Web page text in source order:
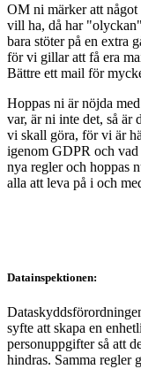
OM ni märker att
vill ha, då har
bara stöter på en extra
för vi gillar att få era
Bättre ett mail för
Hoppas ni är nöjda
var, är ni inte det, så är
vi skall göra, för vi är
igenom GDPR och vad
nya regler och hoppas
alla att leva på i och
Datainspektionen:
syfte att skapa en
personuppgifter så att
hindras. Samma regler